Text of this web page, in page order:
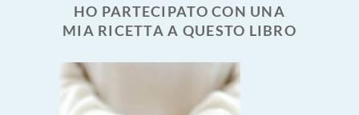
HO PARTECIPATO CON UNA
MIA RICETTA A QUESTO LIBRO